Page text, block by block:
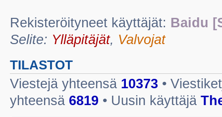
Rekisteröityneet käyttäjät: Baidu
Selite: Ylläpitäjät, Valvojat
TILASTOT
Viestejä yhteensä 10373 •
yhteensä 6819 • Uusin käyttäjä